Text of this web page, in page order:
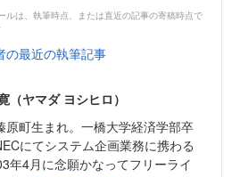
ルは、執筆時点、または直近の記事の寄稿時点で
の最近の執筆記事
（ヤマダ ヨシヒロ）
原町生まれ。一橋大学経済学部卒
にてシステム企画業務に携わる
年4月に念願かなってフリーライ